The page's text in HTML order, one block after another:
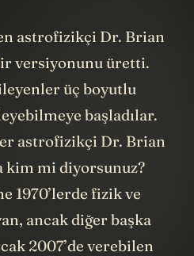
astrofizikçi Dr. Brian
versiyonunu üretti.
üç boyutlu
başladılar.
astrofizikçi Dr. Brian
kim mi diyorsunuz?
1970’lerde fizik ve
ancak diğer başka
2007’de verebilen